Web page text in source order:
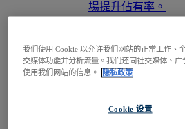
場提升佔有率。
啟您的研究之旅。
訪問EBSCOhost
我们使用 Cookie 以允许我们网站的正常工作、
交媒体功能并分析流量。我们还同社交媒体、
使用我们网站的信息。
隐私政策
Cookie 设置